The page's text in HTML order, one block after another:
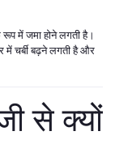
में जमा होने लगती है।
चर्बी बढ़ने लगती है और
से क्यों